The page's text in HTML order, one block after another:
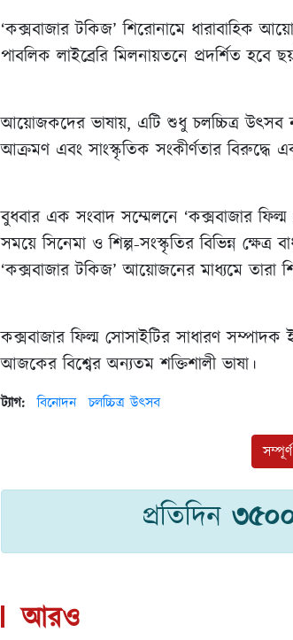
‘কক্সবাজার টকিজ’ শিরোনামে ধারাবাহিক
পাবলিক লাইব্রেরি মিলনায়তনে প্রদর্শিত হবে
আয়োজকদের ভাষায়, এটি শুধু চলচ্চিত্র উৎসব
আক্রমণ এবং সাংস্কৃতিক সংকীর্ণতার বিরুদ্ধে
বুধবার এক সংবাদ সম্মেলনে ‘কক্সবাজার ফিল্ম
সময়ে সিনেমা ও শিল্প-সংস্কৃতির বিভিন্ন ক্ষেত্র
‘কক্সবাজার টকিজ’ আয়োজনের মাধ্যমে তারা
কক্সবাজার ফিল্ম সোসাইটির সাধারণ
আজকের বিশ্বের অন্যতম শক্তিশালী ভাষা।
ট্যাগ: বিনোদন চলচ্চিত্র উৎসব
প্রতিদিন
আরও